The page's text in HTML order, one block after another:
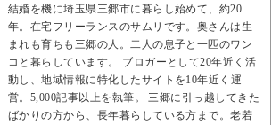
結婚を機に埼玉県三郷市に暮らし始めて、約20
年。在宅フリーランスのサムリです。奥さんは生
まれも育ちも三郷の人。二人の息子と一匹のワン
コと暮らしています。 ブロガーとして20年近く活
動し、地域情報に特化したサイトを10年近く運
営。5,000記事以上を執筆。 三郷に引っ越してきた
ばかりの方から、長年暮らしている方まで。老若